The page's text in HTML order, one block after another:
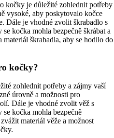
kočky je důležité zohlednit potřeby
vysoké, aby poskytovalo kočce
Dále je vhodné zvolit škrabadlo s
kočka mohla bezpečně škrábat a
škrabadla, aby se hodilo do
kočky?
zohlednit potřeby a zájmy vaší
úrovně a možnosti pro
Dále je vhodné zvolit věž s
kočka mohla bezpečně
materiál věže a možnost